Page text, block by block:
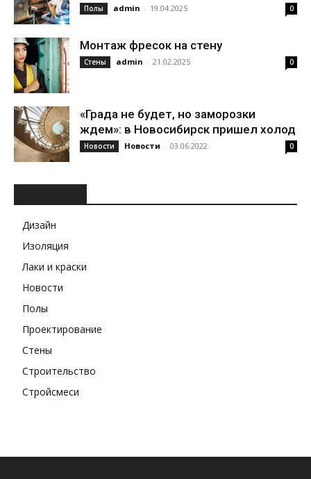
Полы admin - 19.04.2025 0
Монтаж фресок на стену
Стены admin - 21.02.2025 0
«Града не будет, но заморозки
ждем»: в Новосибирск пришел холод
Новости Новости - 03.06.2022 0
Дизайн
Изоляция
Лаки и краски
Новости
Полы
Проектирование
Стены
Строительство
Стройсмеси